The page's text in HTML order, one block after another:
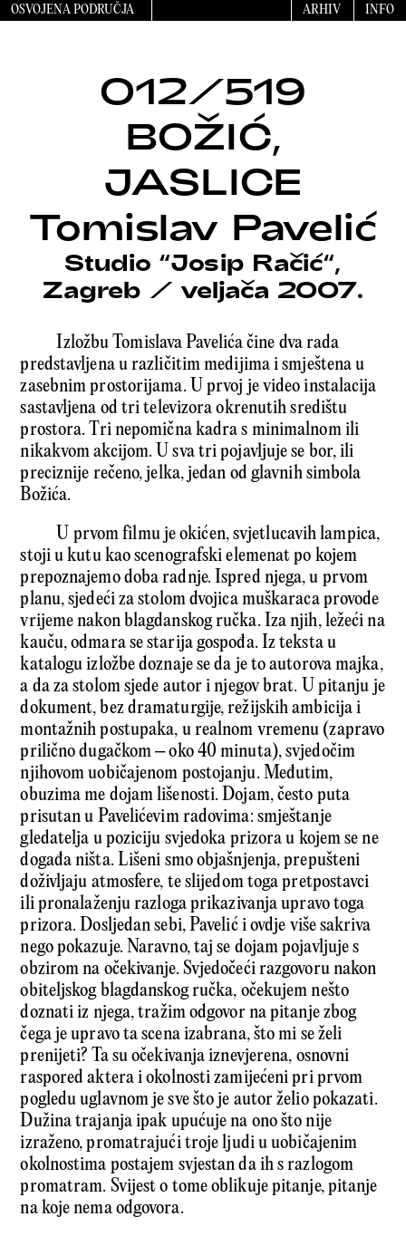
OSVOJENA PODRUČJA ARHIV INFO
012/519
BOŽIĆ,
JASLICE
Tomislav Pavelić
Studio “Josip Račić“,
Zagreb / veljača 2007.
Izložbu Tomislava Pavelića čine dva rada
predstavljena u različitim medijima i smještena u
zasebnim prostorijama. U prvoj je video instalacija
sastavljena od tri televizora okrenutih središtu
prostora. Tri nepomična kadra s mini­malnom ili
nikakvom akcijom. U sva tri pojavljuje se bor, ili
preciznije rečeno, jelka, jedan od glavnih simbola
Božića.
U prvom filmu je okićen, svjetlucavih lampica,
stoji u kutu kao scenografski elemenat po kojem
prepoznajemo doba radnje. Ispred njega, u prvom
planu, sjedeći za stolom dvojica muškaraca provode
vrijeme nakon blagdanskog ručka. Iza njih, ležeći na
kauču, odmara se starija gospođa. Iz teksta u
katalogu izložbe doznaje se da je to autorova majka,
a da za stolom sjede autor i njegov brat. U pitanju je
dokument, bez dramaturgije, režijskih ambicija i
montažnih postupaka, u realnom vremenu (zapravo
prilično dugačkom – oko 40 minuta), svjedočim
njihovom uobičajenom postojanju. Međutim,
obuzima me dojam lišenosti. Dojam, često puta
prisutan u Pavelićevim radovima: smještanje
gledatelja u poziciju svjedoka prizora u kojem se ne
događa ništa. Lišeni smo objašnjenja, prepušteni
doživljaju atmosfere, te slijedom toga pretpostavci
ili pronalaženju razloga prikazivanja upravo toga
prizora. Dosljedan sebi, Pavelić i ovdje više sakriva
nego pokazuje. Naravno, taj se dojam pojavljuje s
obzirom na očekivanje. Svjedočeći razgovoru nakon
obiteljskog blagdanskog ručka, očekujem nešto
doznati iz njega, tražim odgovor na pitanje zbog
čega je upravo ta scena izabrana, što mi se želi
prenijeti? Ta su očekivanja iznevjerena, osnovni
raspored aktera i okolnosti zamijećeni pri prvom
pogledu uglavnom je sve što je autor želio pokazati.
Dužina trajanja ipak upućuje na ono što nije
izraženo, promatrajući troje ljudi u uobičajenim
okolnostima postajem svjestan da ih s razlogom
promatram. Svijest o tome oblikuje pitanje, pitanje
na koje nema odgovora.